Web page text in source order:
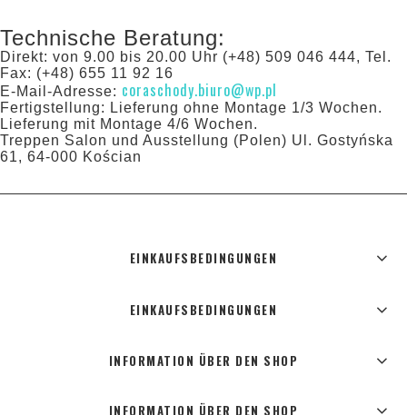
Technische Beratung:
Direkt: von 9.00 bis 20.00 Uhr (+48) 509 046 444, Tel.
Fax: (+48) 655 11 92 16
E-Mail-Adresse: coraschody.biuro@wp.pl
Fertigstellung: Lieferung ohne Montage 1/3 Wochen.
Lieferung mit Montage 4/6 Wochen.
Treppen Salon und Ausstellung (Polen) Ul. Gostyńska
61, 64-000 Kościan
EINKAUFSBEDINGUNGEN
EINKAUFSBEDINGUNGEN
INFORMATION ÜBER DEN SHOP
INFORMATION ÜBER DEN SHOP